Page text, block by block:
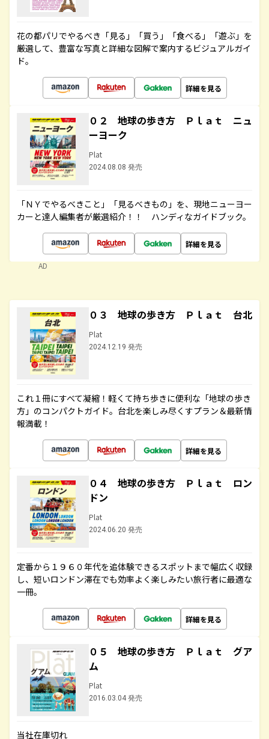
花の都パリでやるべき「見る」「買う」「食べる」「遊ぶ」を
厳選して、豊富な写真と詳細な図解で案内するビジュアルガイ
ド。
詳細を見る
０２ 地球の歩き方 Ｐｌａｔ ニュ
ーヨーク
Plat
2024.08.08 発売
「ＮＹでやるべきこと」「見るべきもの」を、現地ニューヨー
カーと達人編集者が厳選紹介！！ ハンディなガイドブック。
詳細を見る
AD
０３ 地球の歩き方 Ｐｌａｔ 台北
Plat
2024.12.19 発売
これ１冊にすべて凝縮！軽くて持ち歩きに便利な「地球の歩き
方」のコンパクトガイド。台北を楽しみ尽くすプラン＆最新情
報満載！
詳細を見る
０４ 地球の歩き方 Ｐｌａｔ ロン
ドン
Plat
2024.06.20 発売
定番から１９６０年代を追体験できるスポットまで幅広く収録
し、短いロンドン滞在でも効率よく楽しみたい旅行者に最適な
一冊。
詳細を見る
０５ 地球の歩き方 Ｐｌａｔ グア
ム
Plat
2016.03.04 発売
当社在庫切れ